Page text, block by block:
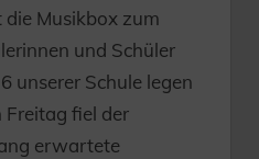
die Musikbox zum
und Schüler
unserer Schule legen
Freitag fiel der
erwartete